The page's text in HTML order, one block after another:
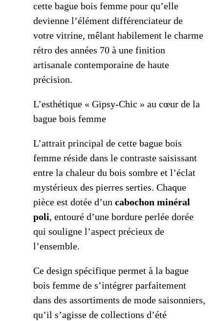
cette bague bois femme pour qu’elle
devienne l’élément différenciateur de
votre vitrine, mêlant habilement le charme
rétro des années 70 à une finition
artisanale contemporaine de haute
précision.
L’esthétique « Gipsy-Chic » au cœur de la
bague bois femme
L’attrait principal de cette bague bois
femme réside dans le contraste saisissant
entre la chaleur du bois sombre et l’éclat
mystérieux des pierres serties. Chaque
pièce est dotée d’un cabochon minéral
poli, entouré d’une bordure perlée dorée
qui souligne l’aspect précieux de
l’ensemble.
Ce design spécifique permet à la bague
bois femme de s’intégrer parfaitement
dans des assortiments de mode saisonniers,
qu’il s’agisse de collections d’été